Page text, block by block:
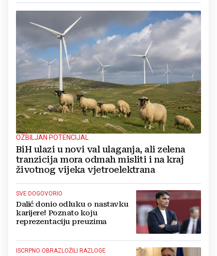
OZBILJAN POTENCIJAL
BiH ulazi u novi val ulaganja, ali zelena
tranzicija mora odmah misliti i na kraj
životnog vijeka vjetroelektrana
SVE DOGOVORIO
Dalić donio odluku o nastavku
karijere! Poznato koju
reprezentaciju preuzima
ISCRPNO OBRAZLOŽILI RAZLOGE